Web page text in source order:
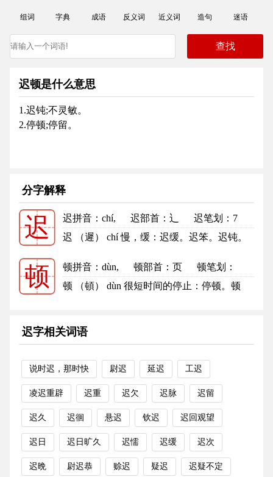
组词 字典 成语 反义词 近义词 造句 迷语
迟顿是什么意思
1.迟钝;不灵敏。
2.停顿;停留。
分字解释
迟 迟拼音 ：chí, 迟部首 ：辶
迟笔划：7
迟的笔顺
迟 （遲） chí 慢，缓：迟缓。迟笨。迟钝。
顿 顿拼音 ：dùn, 顿部首 ：页
顿笔划：
10
顿的笔顺
顿 （頓） dùn 很短时间的停止：停顿。顿
迟字相关词语
说时迟，那时快 尉迟 延迟 工迟
凌迟重辟 迟重 迟欠 迟脉 迟留
迟久 迟徊 悬迟 钦迟 迟回观望
迟日 迟日旷久 迟懦 迟缓 迟次
迟晩 尉迟恭 赊迟 疑迟 迟疑不定